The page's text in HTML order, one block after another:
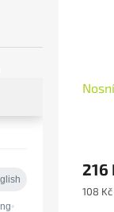
216
Měrná
108